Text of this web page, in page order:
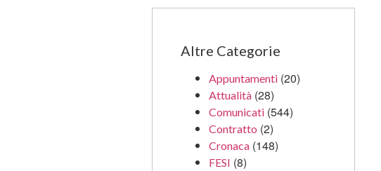
Altre Categorie
Appuntamenti (20)
Attualità (28)
Comunicati (544)
Contratto (2)
Cronaca (148)
FESI (8)